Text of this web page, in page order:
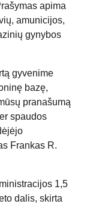
apima
amunicijos,
gynybos
gyvenime
bazę,
pranašumą
spaudos
Frankas R.
1,5
dalis, skirta